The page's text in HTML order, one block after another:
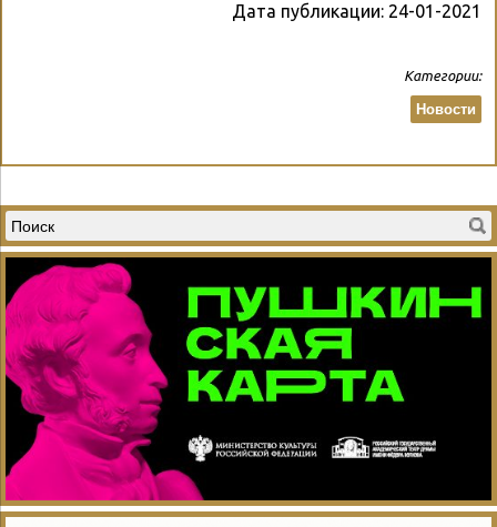
Дата публикации: 24-01-2021
Категории:
Новости